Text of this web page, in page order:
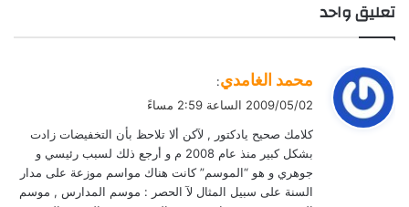
تعليق واحد
ق
ل
محمد الغامدي:
2009/05/02 الساعة 2:59 مساءً
كلامك صحيح يادكتور , لآكن ألا تلاحظ بأن التخفيضات زادت
بشكل كبير منذ عام 2008 م و أرجع ذلك لسبب رئيسي و
جوهري و هو “الموسم” كانت هناك مواسم موزعة على مدار
السنة على سبيل المثال لآ الحصر : موسم المدارس , موسم